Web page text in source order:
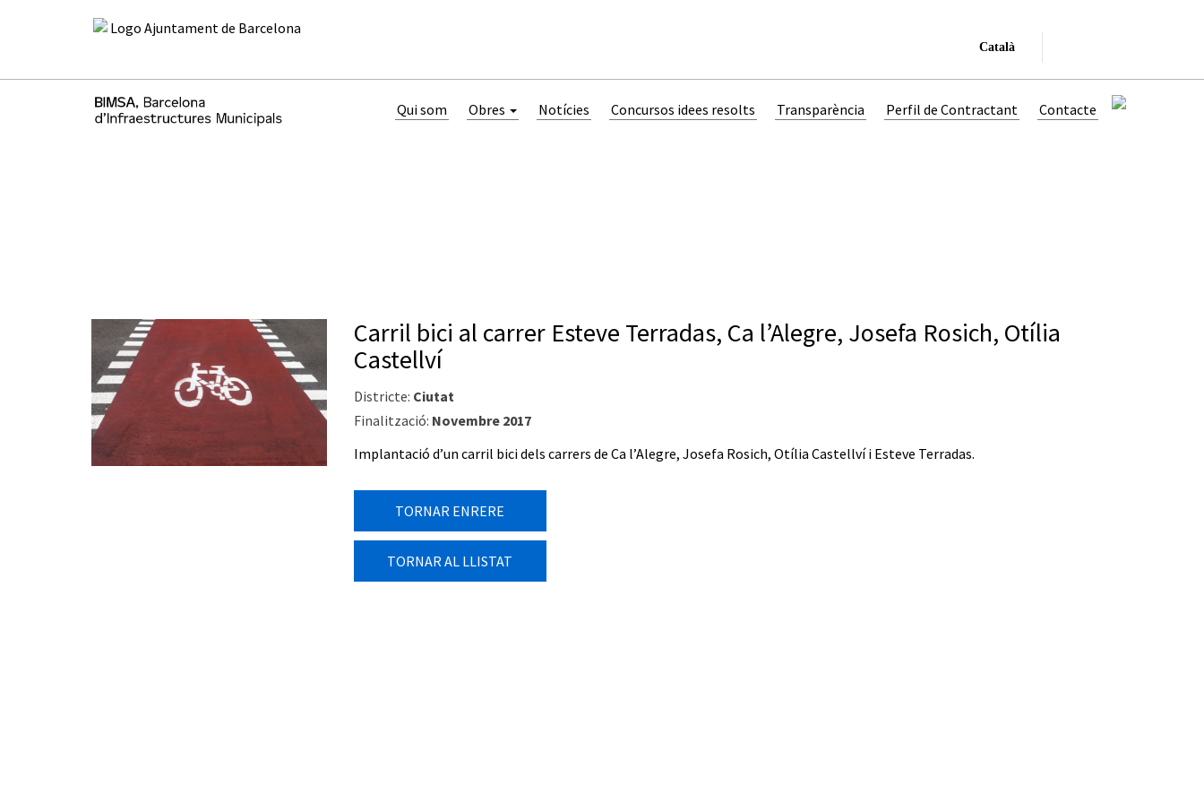
Català
Qui som Obres Notícies Concursos idees resolts Transparència Perfil de Contractant Contacte
Carril bici al carrer Esteve Terradas, Ca l’Alegre, Josefa Rosich, Otília
Castellví
Districte: Ciutat
Finalització: Novembre 2017
Implantació d’un carril bici dels carrers de Ca l’Alegre, Josefa Rosich, Otília Castellví i Esteve Terradas.
TORNAR ENRERE
TORNAR AL LLISTAT